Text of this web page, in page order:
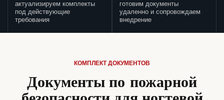
актуализируем комплекты
под действующие
требования
готовим документы
удаленно и сопровождаем
внедрение
КОМПЛЕКТ ДОКУМЕНТОВ
Документы по пожарной